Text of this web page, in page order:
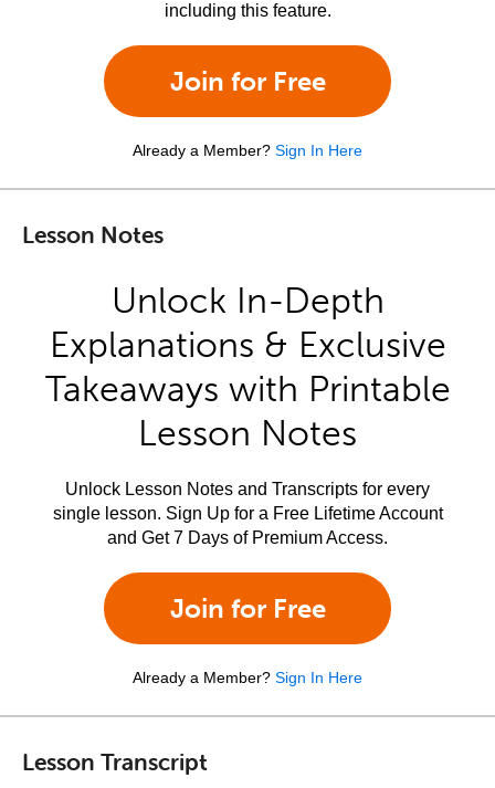
including this feature.
Join for Free
Already a Member? Sign In Here
Lesson Notes
Unlock In-Depth
Explanations & Exclusive
Takeaways with Printable
Lesson Notes
Unlock Lesson Notes and Transcripts for every
single lesson. Sign Up for a Free Lifetime Account
and Get 7 Days of Premium Access.
Join for Free
Already a Member? Sign In Here
Lesson Transcript